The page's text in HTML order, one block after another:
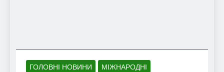
ГОЛОВНІ НОВИНИ МІЖНАРОДНІ